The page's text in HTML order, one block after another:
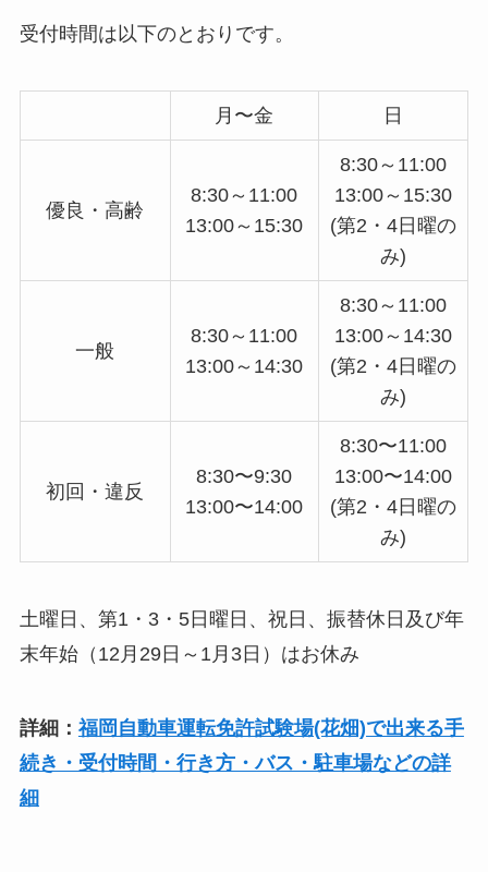
受付時間は以下のとおりです。
月〜金 日
優良・高齢
8:30～11:00
13:00～15:30
8:30～11:00
13:00～15:30
(第2・4日曜の
み)
一般
8:30～11:00
13:00～14:30
8:30～11:00
13:00～14:30
(第2・4日曜の
み)
初回・違反
8:30〜9:30
13:00〜14:00
8:30〜11:00
13:00〜14:00
(第2・4日曜の
み)
土曜日、第1・3・5日曜日、祝日、振替休日及び年
末年始（12月29日～1月3日）はお休み
詳細： 福岡自動車運転免許試験場(花畑)で出来る手
続き・受付時間・行き方・バス・駐車場などの詳
細